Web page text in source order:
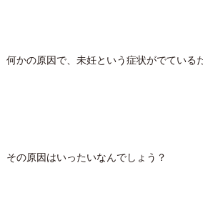
何かの原因で、未妊という症状がでている
その原因はいったいなんでしょう？